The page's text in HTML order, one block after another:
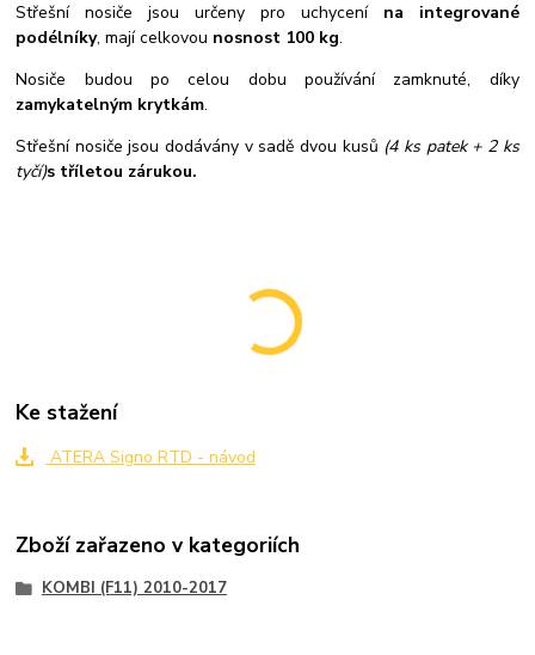
Střešní nosiče jsou určeny pro uchycení na integrované
podélníky, mají celkovou nosnost 100 kg.
Nosiče budou po celou dobu používání zamknuté, díky
zamykatelným krytkám.
Střešní nosiče jsou dodávány v sadě dvou kusů (4 ks patek + 2 ks
tyčí)s tříletou zárukou.
Ke stažení
ATERA Signo RTD - návod
Zboží zařazeno v kategoriích
KOMBI (F11) 2010-2017